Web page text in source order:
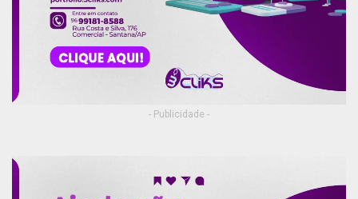
- Publicidade -